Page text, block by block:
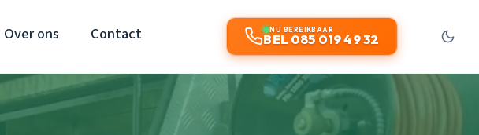
Over ons Contact NU BEREIKBAAR
BEL 085 019 49 32